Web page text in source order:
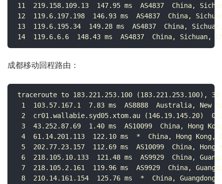
11  219.158.109.13  147.95 ms  AS4837  China,
12  119.6.197.198  146.93 ms  AS4837  China,
13  119.6.195.34  149.28 ms  AS4837  China, Sichuan,
14  119.6.6.6  148.43 ms  AS4837  China, Sichuan,
成都移动回程路由：
traceroute to 183.221.253.100 (183.221.253.100),
1  103.57.167.1  7.83 ms  AS8888  Australia, New
2  cr01.wallabie.syd05.xtom.au (146.19.145.20)
3  43.252.87.69  1.40 ms  AS10099  China, Hong
4  61.14.201.113  122.10 ms  *  China, Hong Kong,
5  202.77.23.157  112.69 ms  AS10099  China, Hong
6  218.105.10.133  121.48 ms  AS9929  China,
7  218.105.2.161  119.96 ms  AS9929  China,
8  210.14.161.154  125.76 ms  *  China, Guangdong,